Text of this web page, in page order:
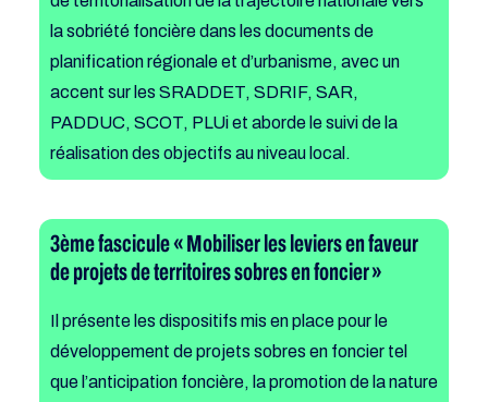
la sobriété foncière dans les documents de
planification régionale et d’urbanisme, avec un
accent sur les SRADDET, SDRIF, SAR,
PADDUC, SCOT, PLUi et aborde le suivi de la
réalisation des objectifs au niveau local.
3ème fascicule «Mobiliser les leviers en faveur
de projets de territoires sobres en foncier»
Il présente les dispositifs mis en placepour le
développement de projets sobres en foncier tel
que l’anticipation foncière, la promotion de la nature